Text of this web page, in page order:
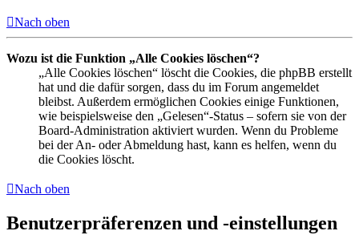
Nach oben
Wozu ist die Funktion „Alle Cookies löschen“?
„Alle Cookies löschen“ löscht die Cookies, die phpBB erstellt
hat und die dafür sorgen, dass du im Forum angemeldet
bleibst. Außerdem ermöglichen Cookies einige Funktionen,
wie beispielsweise den „Gelesen“-Status – sofern sie von der
Board-Administration aktiviert wurden. Wenn du Probleme
bei der An- oder Abmeldung hast, kann es helfen, wenn du
die Cookies löscht.
Nach oben
Benutzerpräferenzen und -einstellungen